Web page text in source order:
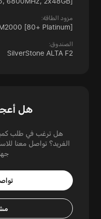
مزود الطاقة:
[80+ Platinum]
الصندوق:
SilverStone ALTA F2
هل
هل ترغب في طلب
الفريد؟ تواصل معنا